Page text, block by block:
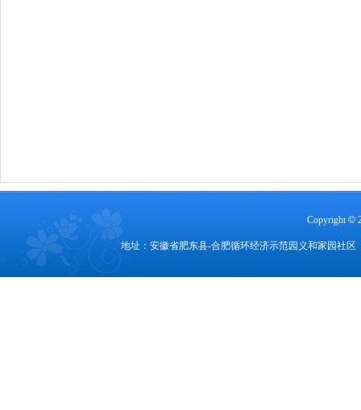
Copyright©
地址：安徽省肥东县-合肥循环经济示范园义和家园社